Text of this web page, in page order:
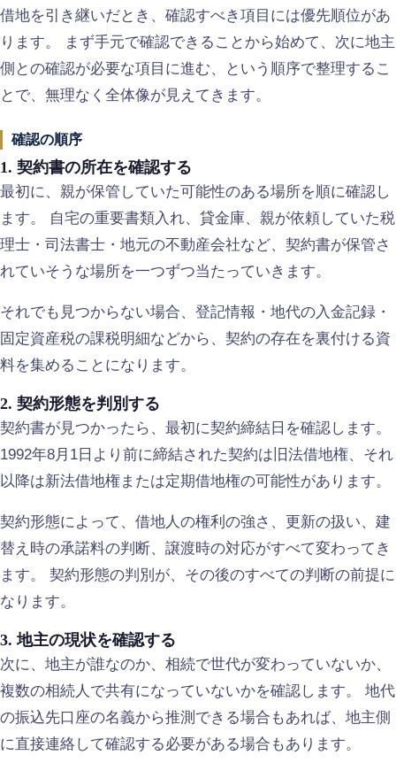
借地を引き継いだとき、確認すべき項目には優先順位があ
ります。 まず手元で確認できることから始めて、次に地主
側との確認が必要な項目に進む、という順序で整理するこ
とで、無理なく全体像が見えてきます。
確認の順序
1. 契約書の所在を確認する
最初に、親が保管していた可能性のある場所を順に確認し
ます。 自宅の重要書類入れ、貸金庫、親が依頼していた税
理士・司法書士・地元の不動産会社など、契約書が保管さ
れていそうな場所を一つずつ当たっていきます。
それでも見つからない場合、登記情報・地代の入金記録・
固定資産税の課税明細などから、契約の存在を裏付ける資
料を集めることになります。
2. 契約形態を判別する
契約書が見つかったら、最初に契約締結日を確認します。
1992年8月1日より前に締結された契約は旧法借地権、それ
以降は新法借地権または定期借地権の可能性があります。
契約形態によって、借地人の権利の強さ、更新の扱い、建
替え時の承諾料の判断、譲渡時の対応がすべて変わってき
ます。 契約形態の判別が、その後のすべての判断の前提に
なります。
3. 地主の現状を確認する
次に、地主が誰なのか、相続で世代が変わっていないか、
複数の相続人で共有になっていないかを確認します。 地代
の振込先口座の名義から推測できる場合もあれば、地主側
に直接連絡して確認する必要がある場合もあります。